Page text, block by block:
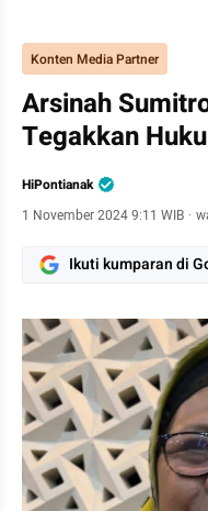
Konten Media Partner
Arsinah
Tegakkan
HiPontianak
1 November 2024 9:11 WIB ·
Ikuti kumparan di